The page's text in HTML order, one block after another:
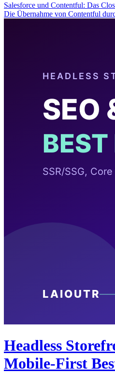
Salesforce und Contentful: Das
Die Übernahme von Contentful
Headless
Mobile-First